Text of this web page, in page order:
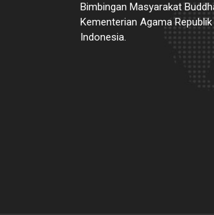
Bimbingan Masyarakat
Kementerian Agama Republik
Indonesia.